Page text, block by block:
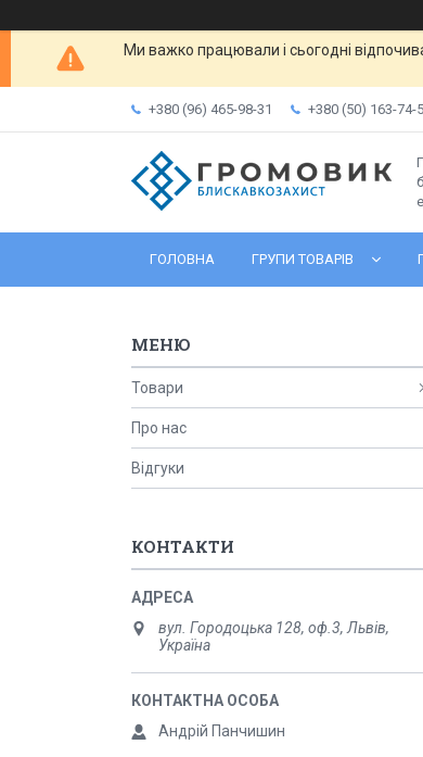
Ми важко працювали і сьогодні
+380 (96) 465-98-31 +380 (50) 163-74-
ГОЛОВНА ГРУПИ ТОВАРІВ
Товари
Про нас
Відгуки
КОНТАКТИ
вул. Городоцька 128, оф.3, Львів,
Україна
Андрій Панчишин